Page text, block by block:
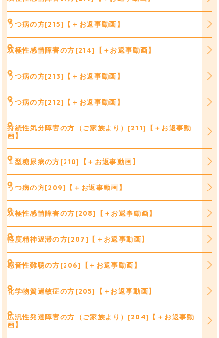
うつ病の方[215]【＋お返事動画】
双極性感情障害の方[214]【＋お返事動画】
うつ病の方[213]【＋お返事動画】
うつ病の方[212]【＋お返事動画】
持続性気分障害の方（ご家族より）[211]【＋お返事動
画】
１型糖尿病の方[210]【＋お返事動画】
うつ病の方[209]【＋お返事動画】
双極性感情障害の方[208]【＋お返事動画】
軽度精神遅滞の方[207]【＋お返事動画】
感音性難聴の方[206]【＋お返事動画】
化学物質過敏症の方[205]【＋お返事動画】
広汎性発達障害の方（ご家族より）[204]【＋お返事動
画】